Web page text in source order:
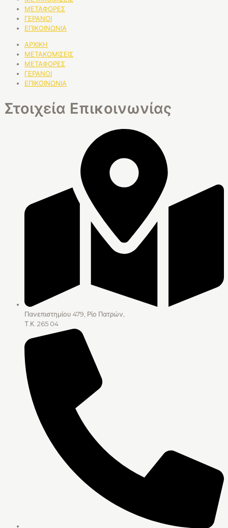
ΜΕΤΑΦΟΡΕΣ
ΓΕΡΑΝΟΙ
ΕΠΙΚΟΙΝΩΝΙΑ
ΑΡΧΙΚΗ
ΜΕΤΑΚΟΜΙΣΕΙΣ
ΜΕΤΑΦΟΡΕΣ
ΓΕΡΑΝΟΙ
ΕΠΙΚΟΙΝΩΝΙΑ
Στοιχεία Επικοινωνίας
Πανεπιστημίου 479, Ρίο Πατρών,
Τ.Κ. 265 04